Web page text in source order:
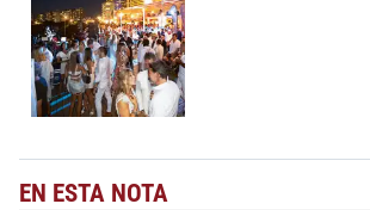
EN ESTA NOTA